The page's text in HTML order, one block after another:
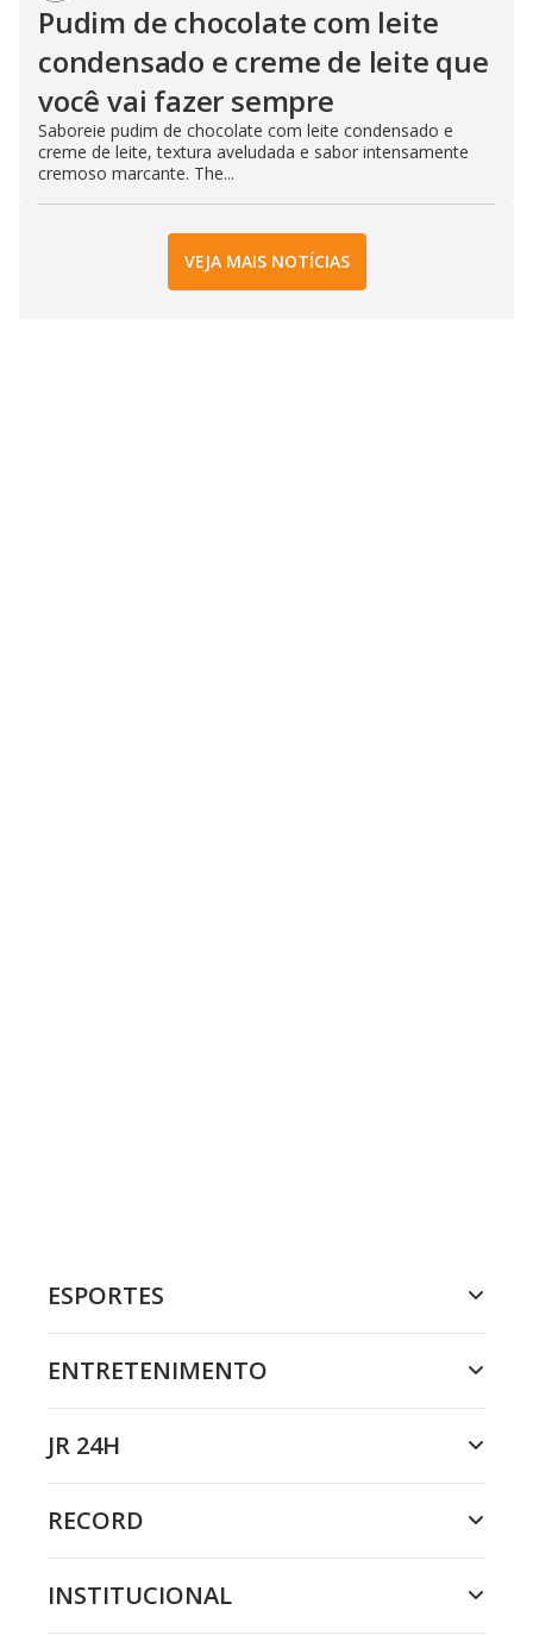
Pudim de chocolate com leite
condensado e creme de leite que
você vai fazer sempre
Saboreie pudim de chocolate com leite condensado e
creme de leite, textura aveludada e sabor intensamente
cremoso marcante. The...
VEJA MAIS NOTÍCIAS
ESPORTES
ENTRETENIMENTO
JR 24H
RECORD
INSTITUCIONAL